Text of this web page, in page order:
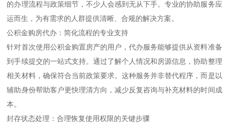
的办理流程与政策细节，不少人会感到无从下手。专业的协助服务应
运而生，为有需求的人群提供清晰、合规的解决方案。
公积金购房代办：简化流程的专业支持
针对首次使用公积金购置房产的用户，代办服务能够提供从资料准备
到手续提交的一站式支持。通过了解个人情况和房源信息，协助整理
相关材料，确保符合当前政策要求。这种服务并非替代程序，而是以
辅助身份帮助客户更快理清方向，减少反复咨询与补充材料的时间成
本。
封存状态处理：合理恢复使用权限的关键步骤